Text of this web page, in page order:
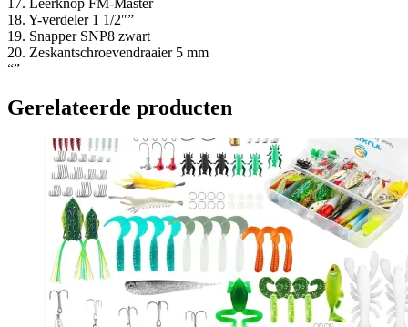
18. Y-verdeler 1 1/2″”
19. Snapper SNP8 zwart
20. Zeskantschroevendraaier 5 mm
“”
Gerelateerde producten